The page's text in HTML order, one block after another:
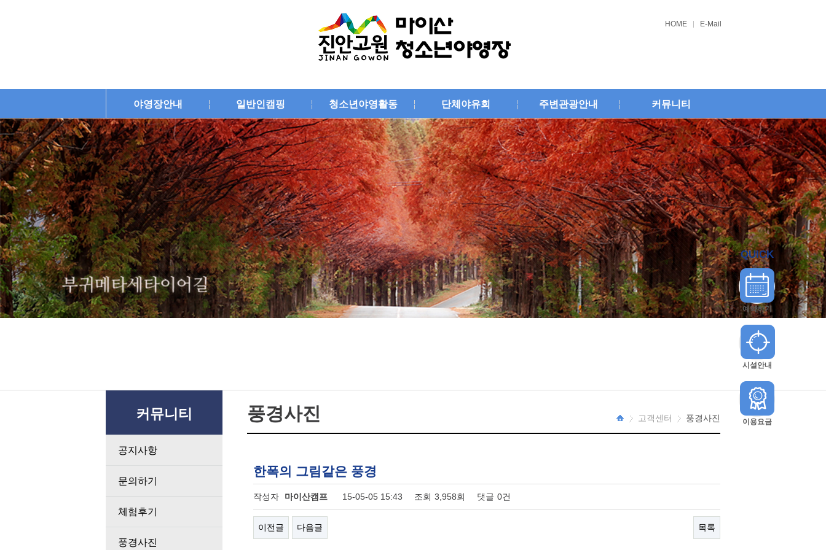
HOME E-Mail
야영장안내 일반인캠핑 청소년야영활동 단체야유회 주변관광안내 커뮤니티
커뮤니티
공지사항
문의하기
체험후기
풍경사진
풍경사진 고객센터 풍경사진
한폭의 그림같은 풍경
작성자 마이산캠프 15-05-05 15:43 조회 3,958회 댓글 0건
이전글 다음글 목록
QUICK
예약하기
시설안내
이용요금